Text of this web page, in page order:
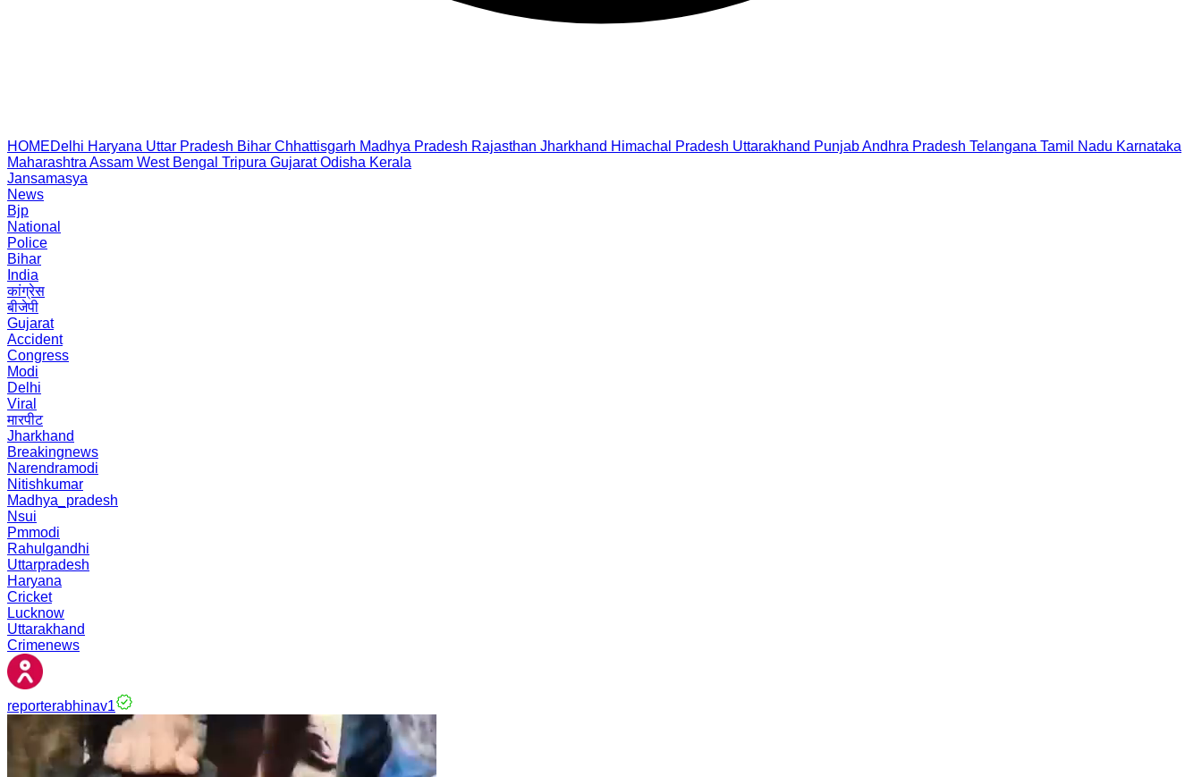
HOMEDelhi Haryana Uttar Pradesh Bihar Chhattisgarh Madhya Pradesh Rajasthan Jharkhand Himachal Pradesh Uttarakhand PunjabAndhra Pradesh Telangana Tamil Nadu Karnataka
Maharashtra Assam West Bengal Tripura Gujarat Odisha Kerala
Jansamasya
News
Bjp
National
Police
Bihar
India
कांग्रेस
बीजेपी
Gujarat
Accident
Congress
Modi
Delhi
Viral
मारपीट
Jharkhand
Breakingnews
Narendramodi
Nitishkumar
Madhya_pradesh
Nsui
Pmmodi
Rahulgandhi
Uttarpradesh
Haryana
Cricket
Lucknow
Uttarakhand
Crimenews
reporterabhinav1